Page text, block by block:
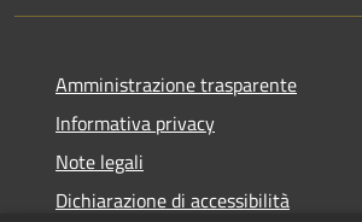
Amministrazione trasparente
Informativa privacy
Note legali
Dichiarazione di accessibilità